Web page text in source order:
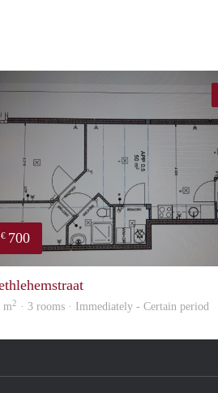
€ 700
m2 · 3 rooms · Immediately - Certain period